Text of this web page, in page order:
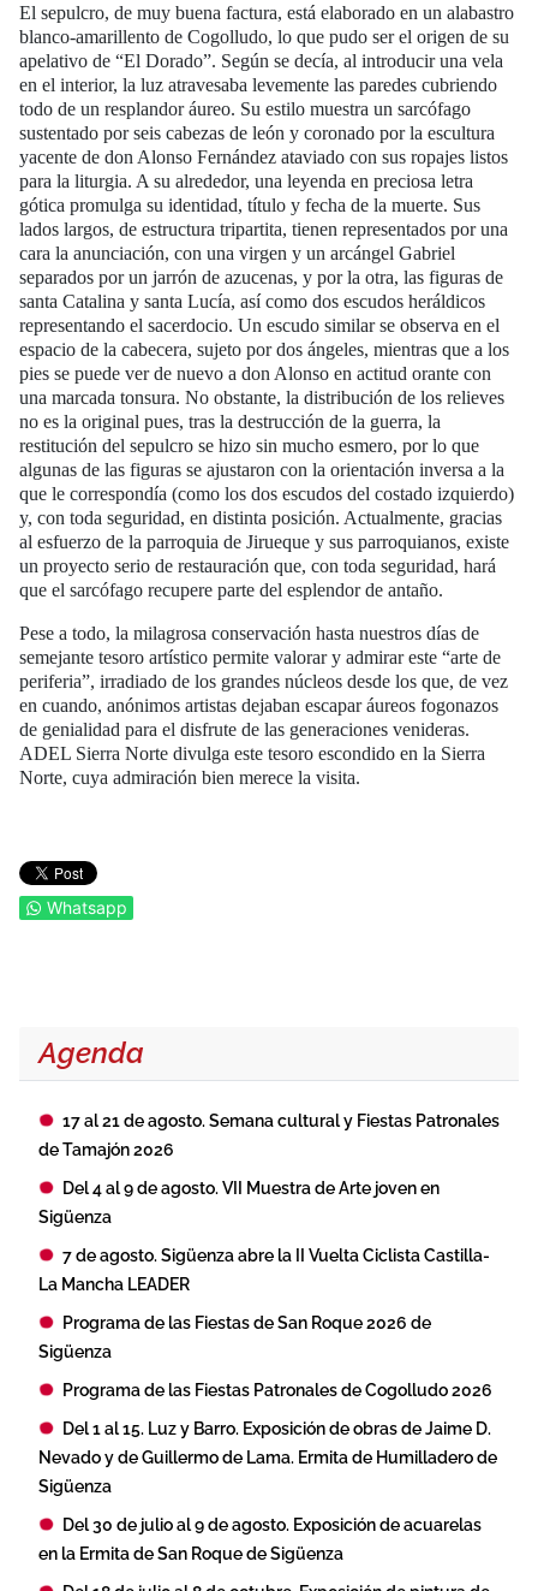
Agenda
17 al 21 de agosto. Semana cultural y Fiestas Patronales
de Tamajón 2026
Del 4 al 9 de agosto. VII Muestra de Arte joven en
Sigüenza
7 de agosto. Sigüenza abre la II Vuelta Ciclista Castilla-
La Mancha LEADER
Programa de las Fiestas de San Roque 2026 de
Sigüenza
Programa de las Fiestas Patronales de Cogolludo 2026
Del 1 al 15. Luz y Barro. Exposición de obras de Jaime D.
Nevado y de Guillermo de Lama. Ermita de Humilladero de
Sigüenza
Del 30 de julio al 9 de agosto. Exposición de acuarelas
en la Ermita de San Roque de Sigüenza
El sepulcro, de muy buena factura, está elaborado en un alabastro
blanco-amarillento de Cogolludo, lo que pudo ser el origen de su
apelativo de “El Dorado”. Según se decía, al introducir una vela
en el interior, la luz atravesaba levemente las paredes cubriendo
todo de un resplandor áureo. Su estilo muestra un sarcófago
sustentado por seis cabezas de león y coronado por la escultura
yacente de don Alonso Fernández ataviado con sus ropajes listos
para la liturgia. A su alrededor, una leyenda en preciosa letra
gótica promulga su identidad, título y fecha de la muerte. Sus
lados largos, de estructura tripartita, tienen representados por una
cara la anunciación, con una virgen y un arcángel Gabriel
separados por un jarrón de azucenas, y por la otra, las figuras de
santa Catalina y santa Lucía, así como dos escudos heráldicos
representando el sacerdocio. Un escudo similar se observa en el
espacio de la cabecera, sujeto por dos ángeles, mientras que a los
pies se puede ver de nuevo a don Alonso en actitud orante con
una marcada tonsura. No obstante, la distribución de los relieves
no es la original pues, tras la destrucción de la guerra, la
restitución del sepulcro se hizo sin mucho esmero, por lo que
algunas de las figuras se ajustaron con la orientación inversa a la
que le correspondía (como los dos escudos del costado izquierdo)
y, con toda seguridad, en distinta posición. Actualmente, gracias
al esfuerzo de la parroquia de Jirueque y sus parroquianos, existe
un proyecto serio de restauración que, con toda seguridad, hará
que el sarcófago recupere parte del esplendor de antaño.
Pese a todo, la milagrosa conservación hasta nuestros días de
semejante tesoro artístico permite valorar y admirar este “arte de
periferia”, irradiado de los grandes núcleos desde los que, de vez
en cuando, anónimos artistas dejaban escapar áureos fogonazos
de genialidad para el disfrute de las generaciones venideras.
ADEL Sierra Norte divulga este tesoro escondido en la Sierra
Norte, cuya admiración bien merece la visita.
Whatsapp